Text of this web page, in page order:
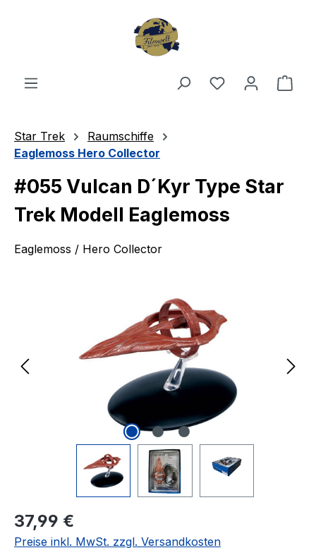
Du hast 0
Star Trek
Raumschiffe
Eaglemoss Hero Collector
#055 Vulcan D´Kyr Type Star
Trek Modell Eaglemoss
Eaglemoss / Hero Collector
Regulärer Preis:
37,99 €
Preise inkl. MwSt. zzgl. Versandkosten